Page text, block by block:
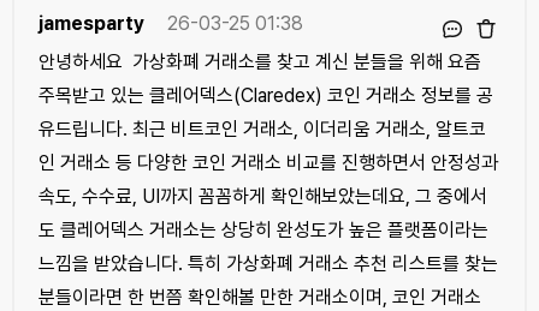
jamesparty
26-03-25 01:38
안녕하세요 가상화폐 거래소를 찾고 계신 분들을 위해 요즘
주목받고 있는 클레어덱스(Claredex) 코인 거래소 정보를 공
유드립니다. 최근 비트코인 거래소, 이더리움 거래소, 알트코
인 거래소 등 다양한 코인 거래소 비교를 진행하면서 안정성과
속도, 수수료, UI까지 꼼꼼하게 확인해보았는데요, 그 중에서
도 클레어덱스 거래소는 상당히 완성도가 높은 플랫폼이라는
느낌을 받았습니다. 특히 가상화폐 거래소 추천 리스트를 찾는
분들이라면 한 번쯤 확인해볼 만한 거래소이며, 코인 거래소